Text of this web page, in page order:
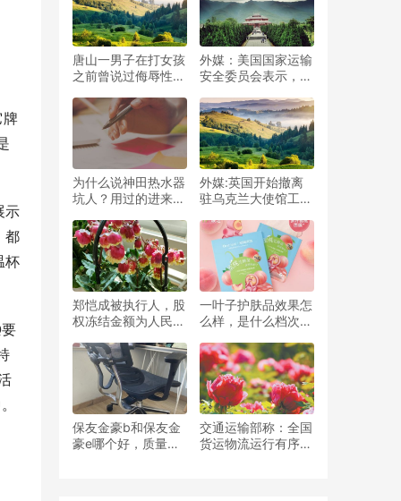
牌
示
都
杯
唐山一男子在打女孩
之前曾说过侮辱性语
滋事的者
外媒：美国国家运输
安全委员会表示，正
子的数据
为什么说神田热水器
坑人？用过的进来说
外媒:英国开始撤离
驻乌克兰大使馆工作
郑恺成被执行人，股
权冻结金额为人民币
一叶子护肤品效果怎
么样，是什么档次的
保友金豪b和保友金
豪e哪个好，质量评
交通运输部称：全国
货运物流运行有序，